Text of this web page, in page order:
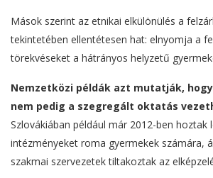
Mások szerint az etnikai elkülönülés a
tekintetében ellentétesen hat: elnyomja a
törekvéseket a hátrányos helyzetű
Nemzetközi példák azt mutatják,
nem pedig a szegregált oktatás
Szlovákiában például már 2012-ben hoztak
intézményeket roma gyermekek számára,
szakmai szervezetek tiltakoztak az